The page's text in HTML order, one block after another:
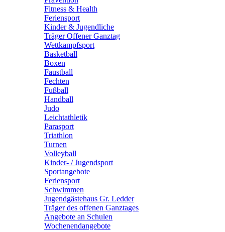
Fitness & Health
Feriensport
Kinder & Jugendliche
Träger Offener Ganztag
Wettkampfsport
Basketball
Boxen
Faustball
Fechten
Fußball
Handball
Judo
Leichtathletik
Parasport
Triathlon
Turnen
Volleyball
Kinder- / Jugendsport
Sportangebote
Feriensport
Schwimmen
Jugendgästehaus Gr. Ledder
Träger des offenen Ganztages
Angebote an Schulen
Wochenendangebote